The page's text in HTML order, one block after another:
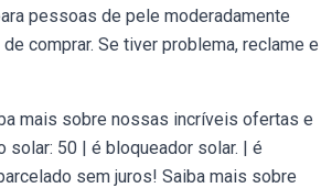
pessoas de pele moderadamente
comprar. Se tiver problema, reclame e
mais sobre nossas incríveis ofertas e
50 | é bloqueador solar. | é
sem juros! Saiba mais sobre